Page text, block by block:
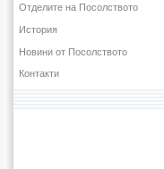
Отделите на Посолството
История
Новини от Посолството
Контакти